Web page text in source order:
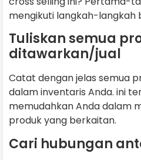
mengikuti langkah-langkah
Tuliskan semua
ditawarkan/jual
Catat dengan jelas semua
dalam inventaris Anda. ini
memudahkan Anda dalam
produk yang berkaitan.
Cari hubungan